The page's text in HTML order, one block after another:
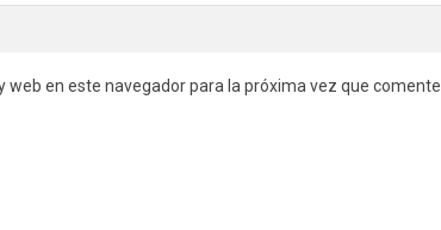
en este navegador para la próxima vez que comente.